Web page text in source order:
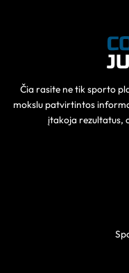
Čia rasite ne tik sporto
mokslu patvirtintos
įtakoja rezultatus,